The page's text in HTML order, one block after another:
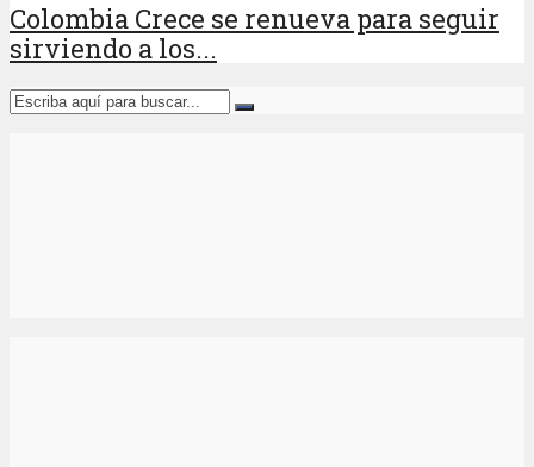
Colombia Crece se renueva para seguir
sirviendo a los...